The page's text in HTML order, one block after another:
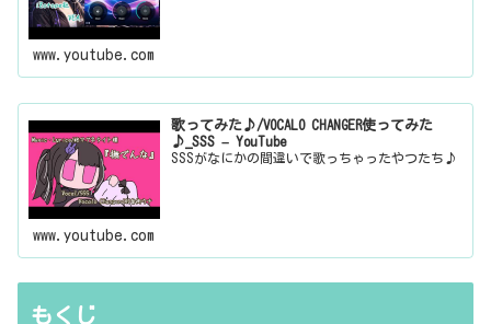
www.youtube.com
歌ってみた♪/VOCALO CHANGER使ってみた
♪_SSS – YouTube
SSSがなにかの間違いで歌っちゃったやつたち♪
www.youtube.com
もくじ